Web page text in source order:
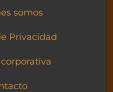
somos
Privacidad